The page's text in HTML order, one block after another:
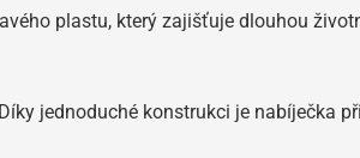
plastu, který zajišťuje dlouhou
jednoduché konstrukci je nabíječka